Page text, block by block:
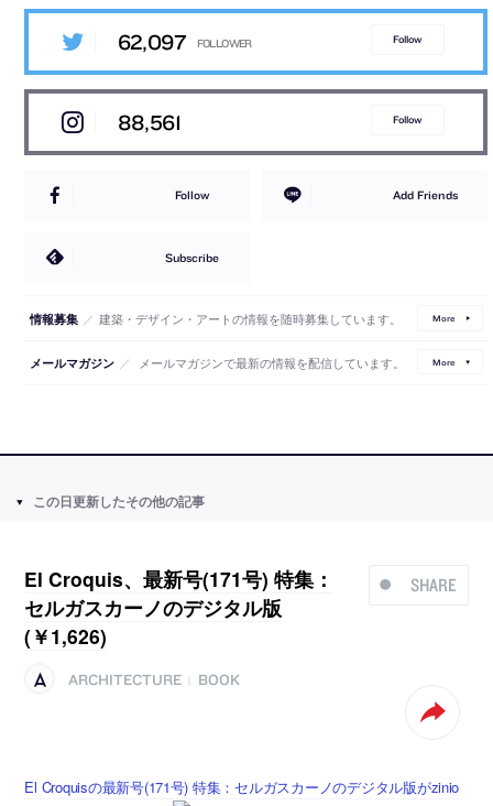
62,097 Follow
88,561 Follow
Follow Add Friends
Subscribe
情報募集 ／ 建築・デザイン・アートの情報を随時募集しています。 More
メールマガジン ／ メールマガジンで最新の情報を配信しています。 More
この日更新したその他の記事
SHARE
El Croquis、最新号(171号) 特集：
セルガスカーノのデジタル版
(￥1,626)
ARCHITECTURE BOOK
El Croquisの最新号(171号) 特集：セルガスカーノのデジタル版がzinio